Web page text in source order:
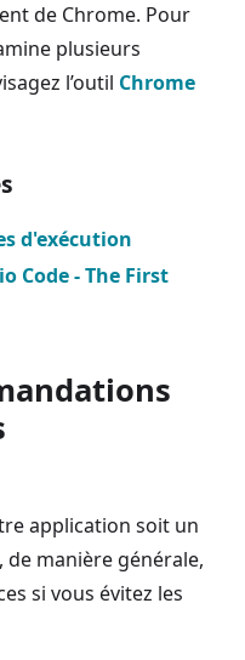
de Chrome. Pour
plusieurs
l’outil Chrome
d'exécution
Code - The First
application soit un
manière générale,
si vous évitez les